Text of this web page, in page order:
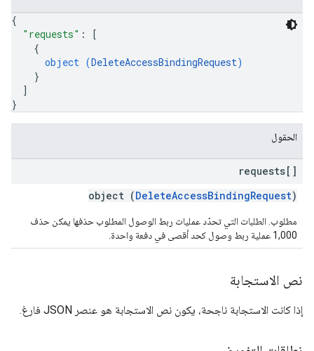
{
"requests" :
[
{
object (DeleteAccessBindingRequest)
}
]
}
الحقول
requests[]
object (DeleteAccessBindingRequest)
مطلوب. الطلبات التي تحدّد عمليات ربط الوصول المطلوب حذفها يمكن حذف
1,000 عملية ربط وصول كحد أقصى في دفعة واحدة.
نص الاستجابة
إذا كانت الاستجابة ناجحة، يكون نص الاستجابة هو عنصر JSON فارغ.